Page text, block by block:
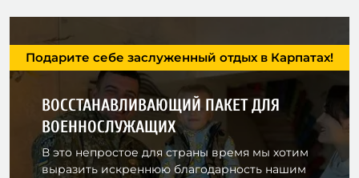
Подарите себе заслуженный отдых в Карпатах!
ВОССТАНАВЛИВАЮЩИЙ ПАКЕТ ДЛЯ
ВОЕННОСЛУЖАЩИХ
В это непростое для страны время мы хотим
выразить искреннюю благодарность нашим